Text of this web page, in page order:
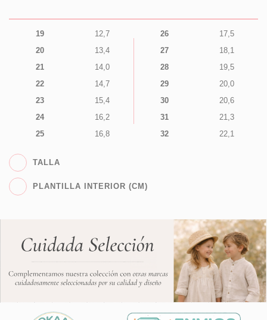
19
12,7
20
13,4
21
14,0
22
14,7
23
15,4
24
16,2
25
16,8
26
17,5
27
18,1
28
19,5
29
20,0
30
20,6
31
21,3
32
22,1
TALLA
PLANTILLA INTERIOR (CM)